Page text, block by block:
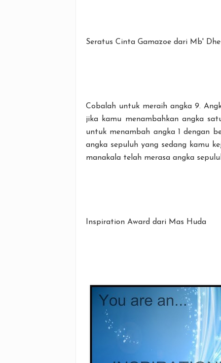
Seratus Cinta Gamazoe dari Mb'
Cobalah untuk meraih angka 9.
jika kamu menambahkan angka
untuk menambah angka 1 dengan
angka sepuluh yang sedang kamu
manakala telah merasa angka
Inspiration Award dari Mas Huda